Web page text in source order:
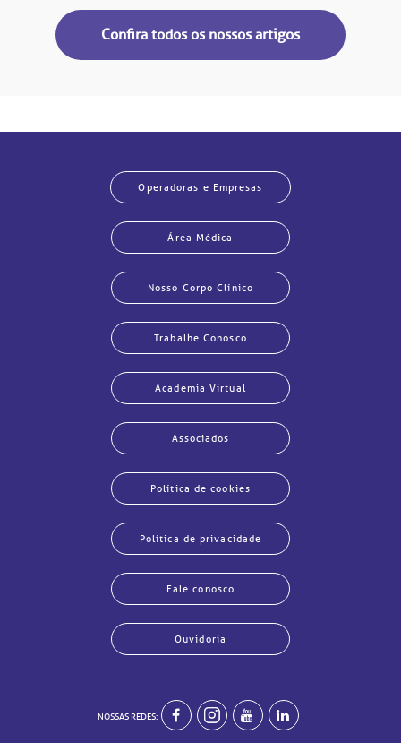
Confira todos os nossos artigos
Operadoras e Empresas
Área Médica
Nosso Corpo Clínico
Trabalhe Conosco
Academia Virtual
Associados
Política de cookies
Política de privacidade
Fale conosco
Ouvidoria
NOSSAS REDES: